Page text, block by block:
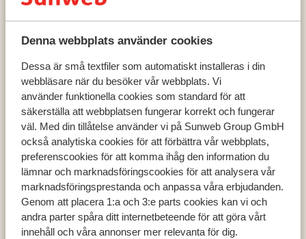
Denna webbplats använder cookies
Dessa är små textfiler som automatiskt installeras i din
webbläsare när du besöker vår webbplats. Vi
använder funktionella cookies som standard för att
säkerställa att webbplatsen fungerar korrekt och fungerar
väl. Med din tillåtelse använder vi på Sunweb Group GmbH
också analytiska cookies för att förbättra vår webbplats,
preferenscookies för att komma ihåg den information du
lämnar och marknadsföringscookies för att analysera vår
marknadsföringsprestanda och anpassa våra erbjudanden.
Genom att placera 1:a och 3:e parts cookies kan vi och
andra parter spåra ditt internetbeteende för att göra vårt
innehåll och våra annonser mer relevanta för dig.
Populära länder
Österrike
Frankrike
Andorra
Populära destinationer
Ski Amadé
Zell am See - Kaprun